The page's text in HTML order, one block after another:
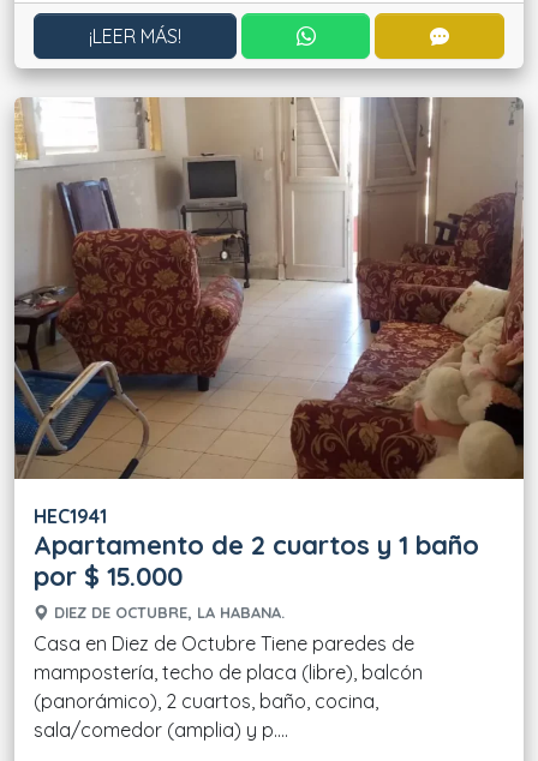
¡LEER MÁS! CONTACTAR POR
HEC1941
Apartamento de 2 cuartos y 1 baño
por $ 15.000
DIEZ DE OCTUBRE, LA HABANA.
Casa en Diez de Octubre Tiene paredes de
mampostería, techo de placa (libre), balcón
(panorámico), 2 cuartos, baño, cocina,
sala/comedor (amplia) y p....